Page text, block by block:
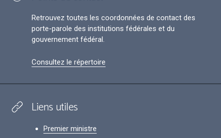
Retrouvez toutes les coordonnées de contact des
porte-parole des institutions fédérales et du
gouvernement fédéral.
Consultez le répertoire
Liens utiles
Premier ministre